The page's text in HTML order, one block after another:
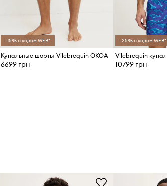
-15% с кодом WEB*
Купальные шорты Vilebrequin OKOA
6699 грн
-25% с кодом WEB*
10799 грн